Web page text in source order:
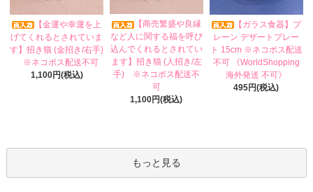
【金運や幸運を上
げてくれるとされていま
す】招き猫 (金招き/右手)
※ネコポス配送不可
1,100円(税込)
【商売繁盛や良縁
など人に関する福を呼び
込んでくれるとされてい
ます】招き猫 (人招き/左
手) ※ネコポス配送不
可
1,100円(税込)
【ガラス食器】プ
レーン デザートプレー
ト 15cm ※ネコポス配送
不可 《WorldShopping
海外発送 不可》
495円(税込)
もっと見る